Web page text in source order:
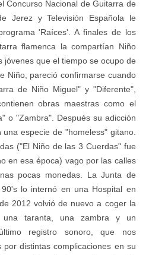
Concurso Nacional de Guitarra de
Jerez y Televisión Española le
'Raíces'. A finales de los
flamenca la compartían Niño
jóvenes que el tiempo se ocupo de
Niño, pareció confirmarse cuando
de Niño Miguel" y "Diferente",
obras maestras como el
o "Zambra". Después su adicción
especie de "homeless" gitano.
("El Niño de las 3 Cuerdas" fue
en esa época) vago por las calles
pocas monedas. La Junta de
lo internó en una Hospital en
2012 volvió de nuevo a coger la
una taranta, una zambra y un
registro sonoro, que nos
distintas complicaciones en su